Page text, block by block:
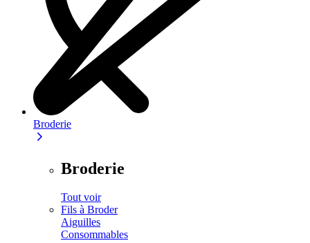
Broderie
Broderie
Tout voir
Fils à Broder
Aiguilles
Consommables